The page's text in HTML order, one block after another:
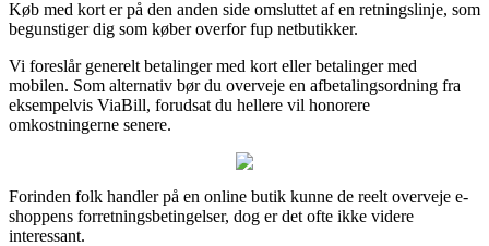
Køb med kort er på den anden side omsluttet af en retningslinje, som
begunstiger dig som køber overfor fup netbutikker.
Vi foreslår generelt betalinger med kort eller betalinger med
mobilen. Som alternativ bør du overveje en afbetalingsordning fra
eksempelvis ViaBill, forudsat du hellere vil honorere
omkostningerne senere.
Forinden folk handler på en online butik kunne de reelt overveje e-
shoppens forretningsbetingelser, dog er det ofte ikke videre
interessant.